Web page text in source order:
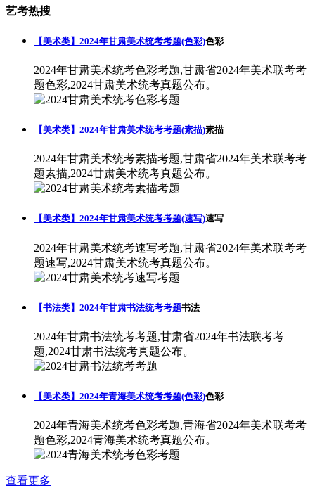
艺考热搜
【美术类】2024年甘肃美术统考考题(色彩)色彩
2024年甘肃美术统考色彩考题,甘肃省2024年美术联考考
题色彩,2024甘肃美术统考真题公布。
【美术类】2024年甘肃美术统考考题(素描)素描
2024年甘肃美术统考素描考题,甘肃省2024年美术联考考
题素描,2024甘肃美术统考真题公布。
【美术类】2024年甘肃美术统考考题(速写)速写
2024年甘肃美术统考速写考题,甘肃省2024年美术联考考
题速写,2024甘肃美术统考真题公布。
【书法类】2024年甘肃书法统考考题书法
2024年甘肃书法统考考题,甘肃省2024年书法联考考
题,2024甘肃书法统考真题公布。
【美术类】2024年青海美术统考考题(色彩)色彩
2024年青海美术统考色彩考题,青海省2024年美术联考考
题色彩,2024青海美术统考真题公布。
查看更多